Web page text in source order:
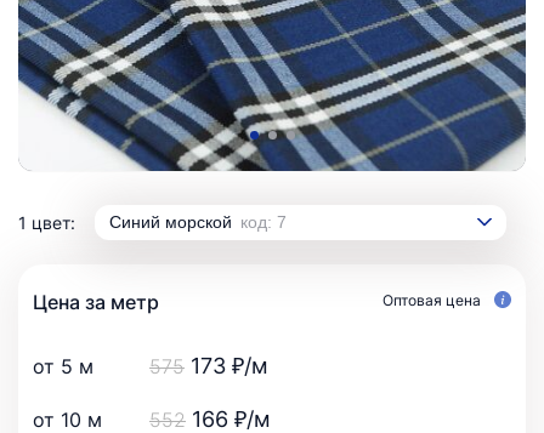
1 цвет: Синий морской код: 7
Цена за метр Оптовая цена
от 5 м 575 173 ₽/м
от 10 м 552 166 ₽/м